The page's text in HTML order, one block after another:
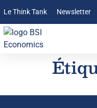
Le Think Tank Newsletter